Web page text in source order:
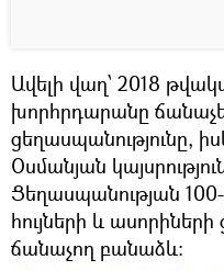
Ավելի վաղ՝ 2018
խորհրդարանը
ցեղասպանությունը,
Օսմանյան
Ցեղասպանության 100-
հույների և
ճանաչող բանաձև։